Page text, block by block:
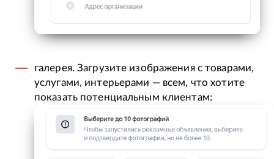
галерея. Загрузите изображения с товарами,
услугами, интерьерами — всем, что хотите
показать потенциальным клиентам: